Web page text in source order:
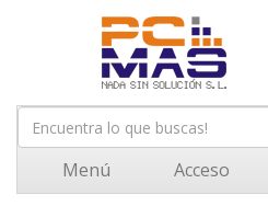
Menú Acceso